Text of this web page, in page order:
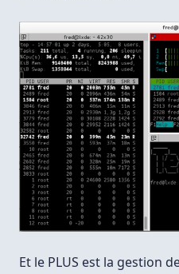
Et le PLUS est la gestion